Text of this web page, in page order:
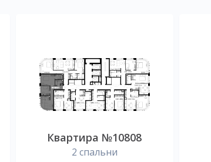
Квартира №10808
2 спальни